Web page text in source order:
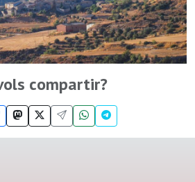
compartir?